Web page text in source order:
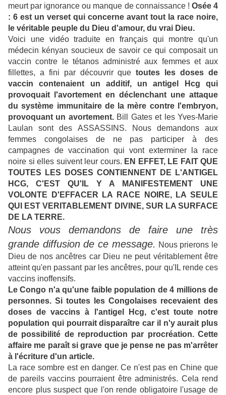
meurt par ignorance ou manque de connaissance ! Osée 4
: 6 est un verset qui concerne avant tout la race noire,
le véritable peuple du Dieu d'amour, du vrai Dieu.
Voici une vidéo traduite en français qui montre qu'un
médecin kényan soucieux de savoir ce qui composait un
vaccin contre le tétanos administré aux femmes et aux
fillettes, a fini par découvrir quetoutes les doses de
vaccin contenaient un additif, un antigel Hcg qui
provoquait l'avortement en déclenchant une attaque
du système immunitaire de la mère contre l'embryon,
provoquant un avortement.Bill Gates et les Yves-Marie
Laulan sont des ASSASSINS. Nous demandons aux
femmes congolaises de ne pas participer à des
campagnes de vaccination qui vont exterminer la race
noire si elles suivent leur cours. EN EFFET, LE FAIT QUE
TOUTES LES DOSES CONTIENNENT DE L'ANTIGEL
HCG, C'EST QU'IL Y A MANIFESTEMENT UNE
VOLONTE D'EFFACER LA RACE NOIRE, LA SEULE
QUI EST VERITABLEMENT DIVINE, SUR LA SURFACE
DE LA TERRE.
Nous vous demandons de faire une très
grande diffusion de ce message. Nous prierons le
Dieu de nos ancêtres car Dieu ne peut véritablement être
atteint qu'en passant par les ancêtres, pour qu'IL rende ces
vaccins inoffensifs.
Le Congo n'a qu'une faible population de 4 millions de
personnes. Si toutes les Congolaises recevaient des
doses de vaccins à l'antigel Hcg, c'est toute notre
population qui pourrait disparaître car il n'y aurait plus
de possibilité de reproduction par procréation. Cette
affaire me paraît si grave que je pense ne pas m'arrêter
à l'écriture d'un article.
La race sombre est en danger. Ce n'est pas en Chine que
de pareils vaccins pourraient être administrés. Cela rend
encore plus suspect que l'on rende obligatoire l'usage de